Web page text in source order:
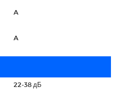
A
A
22-38 дБ